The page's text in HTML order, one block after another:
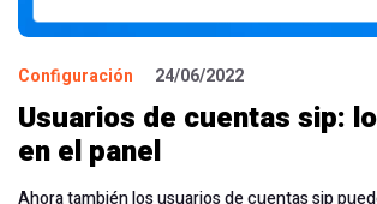
Configuración 24/06/2022
Usuarios de cuentas sip:
en el panel
Ahora también los usuarios de cuentas sip